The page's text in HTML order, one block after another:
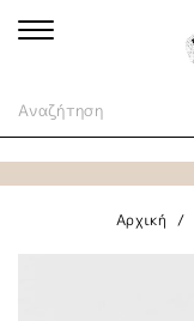
Αρχική